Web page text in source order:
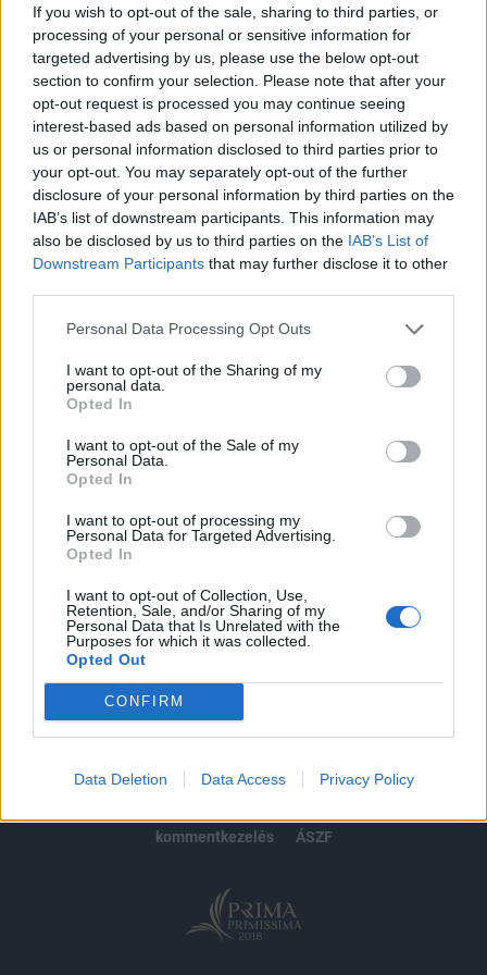
If you wish to opt-out of the sale, sharing to third parties, or
processing of your personal or sensitive information for
targeted advertising by us, please use the below opt-out
section to confirm your selection. Please note that after your
opt-out request is processed you may continue seeing
interest-based ads based on personal information utilized by
us or personal information disclosed to third parties prior to
your opt-out. You may separately opt-out of the further
disclosure of your personal information by third parties on the
IAB’s list of downstream participants. This information may
also be disclosed by us to third parties on the IAB’s List of
Downstream Participants that may further disclose it to other
Personal Data Processing Opt Outs
I want to opt-out of the Sharing of my
personal data.
Opted In
I want to opt-out of the Sale of my
Personal Data.
Opted In
I want to opt-out of processing my
Personal Data for Targeted Advertising.
Opted In
I want to opt-out of Collection, Use,
Retention, Sale, and/or Sharing of my
Personal Data that Is Unrelated with the
Purposes for which it was collected.
Opted Out
CONFIRM
Data Deletion Data Access Privacy Policy
fog kapni, ugyanis további 1,942 milliárd euró fog érkezni.
A tervek szerint 2022-ben további 6,171 milliárd eurót
folyósít Brüsszel a helyreállítási alapból. A támogatás
feltételeként Romániának az idén és a jövő év első
negyedévében 45 célt kell teljesítenie. A kormány közlése
szerint ebből ötöt teljesített...
KEDVES OLVASÓNK!
A keresett cikk a portfolio.hu hírarchívumához
Portfolio.hu teljes cikkarchívum
Kötéslisták: BÉT elmúlt 2 év napon belüli
MÁR ELŐFIZETŐNK VAGY?
jogi nyilatkozat
kommentkezelés
ÁSZF